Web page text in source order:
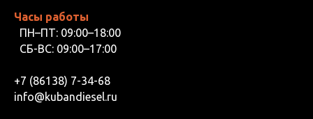
Часы работы
ПН–ПТ: 09:00–18:00
СБ-ВС: 09:00–17:00
+7 (86138) 7-34-68
info@kubandiesel.ru